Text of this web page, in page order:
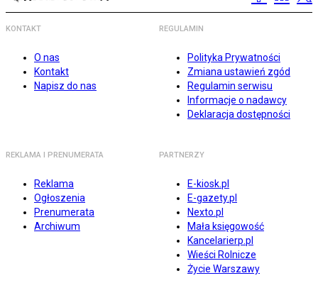
KONTAKT
O nas
Kontakt
Napisz do nas
REGULAMIN
Polityka Prywatności
Zmiana ustawień zgód
Regulamin serwisu
Informacje o nadawcy
Deklaracja dostępności
REKLAMA I PRENUMERATA
Reklama
Ogłoszenia
Prenumerata
Archiwum
PARTNERZY
E-kiosk.pl
E-gazety.pl
Nexto.pl
Mała księgowość
Kancelarierp.pl
Wieści Rolnicze
Życie Warszawy